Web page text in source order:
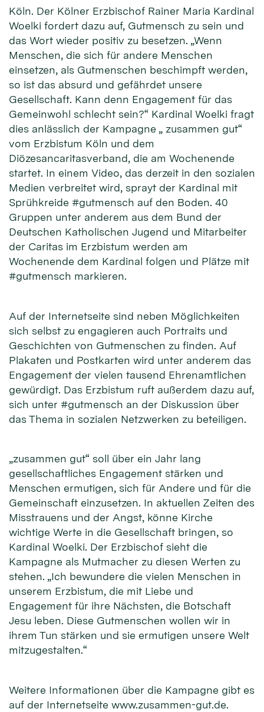
Köln. Der Kölner Erzbischof Rainer Maria Kardinal
Woelki fordert dazu auf, Gutmensch zu sein und
das Wort wieder positiv zu besetzen. „Wenn
Menschen, die sich für andere Menschen
einsetzen, als Gutmenschen beschimpft werden,
so ist das absurd und gefährdet unsere
Gesellschaft. Kann denn Engagement für das
Gemeinwohl schlecht sein?“ Kardinal Woelki fragt
dies anlässlich der Kampagne „ zusammen gut“
vom Erzbistum Köln und dem
Diözesancaritasverband, die am Wochenende
startet. In einem Video, das derzeit in den sozialen
Medien verbreitet wird, sprayt der Kardinal mit
Sprühkreide #gutmensch auf den Boden. 40
Gruppen unter anderem aus dem Bund der
Deutschen Katholischen Jugend und Mitarbeiter
der Caritas im Erzbistum werden am
Wochenende dem Kardinal folgen und Plätze mit
#gutmensch markieren.
Auf der Internetseite sind neben Möglichkeiten
sich selbst zu engagieren auch Portraits und
Geschichten von Gutmenschen zu finden. Auf
Plakaten und Postkarten wird unter anderem das
Engagement der vielen tausend Ehrenamtlichen
gewürdigt. Das Erzbistum ruft außerdem dazu auf,
sich unter #gutmensch an der Diskussion über
das Thema in sozialen Netzwerken zu beteiligen.
„zusammen gut“ soll über ein Jahr lang
gesellschaftliches Engagement stärken und
Menschen ermutigen, sich für Andere und für die
Gemeinschaft einzusetzen. In aktuellen Zeiten des
Misstrauens und der Angst, könne Kirche
wichtige Werte in die Gesellschaft bringen, so
Kardinal Woelki. Der Erzbischof sieht die
Kampagne als Mutmacher zu diesen Werten zu
stehen. „Ich bewundere die vielen Menschen in
unserem Erzbistum, die mit Liebe und
Engagement für ihre Nächsten, die Botschaft
Jesu leben. Diese Gutmenschen wollen wir in
ihrem Tun stärken und sie ermutigen unsere Welt
mitzugestalten.“
Weitere Informationen über die Kampagne gibt es
auf der Internetseite www.zusammen-gut.de.